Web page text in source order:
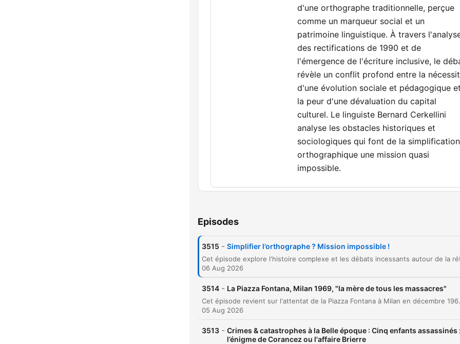
d'une orthographe traditionnelle, perçue
comme un marqueur social et un
patrimoine linguistique. À travers
des rectifications de 1990 et de
l'émergence de l'écriture inclusive, le
révèle un conflit profond entre la
d'une évolution sociale et pédagogique et
la peur d'une dévaluation du capital
culturel. Le linguiste Bernard Cerkellini
analyse les obstacles historiques et
sociologiques qui font de la simplification
orthographique une mission quasi
impossible.
00:00:00
00:01:43 Les embûches de la graphie française
00:03:04 Une histoire de fluctuations et d'étymologie
00:05:23
Le combat des progressistes contre les
conservateurs
00:07:29
00:11:22 L'orthographe comme code visuel
Episodes
3515 - Simplifier l’orthographe ? Mission impossible !
06 Aug 2026
3514 - La Piazza Fontana, Milan 1969, "la mère de tous les massacres"
Cet épisode revient sur l'attentat de la Piazza Fontana à Milan en décembre 1969, événement tragique qui a marqué le début
05 Aug 2026
3513 - Crimes & catastrophes à la Belle époque : Cinq enfants assassinés :
l’énigme de Corancez ou l'affaire Brierre